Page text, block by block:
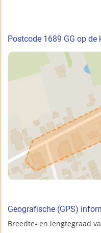
Postcode 1689 GG op de
Geografische (GPS)
Breedte- en lengtegraad